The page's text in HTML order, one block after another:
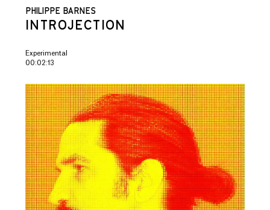
PHILIPPE BARNES
INTROJECTION
Experimental
00:02:13